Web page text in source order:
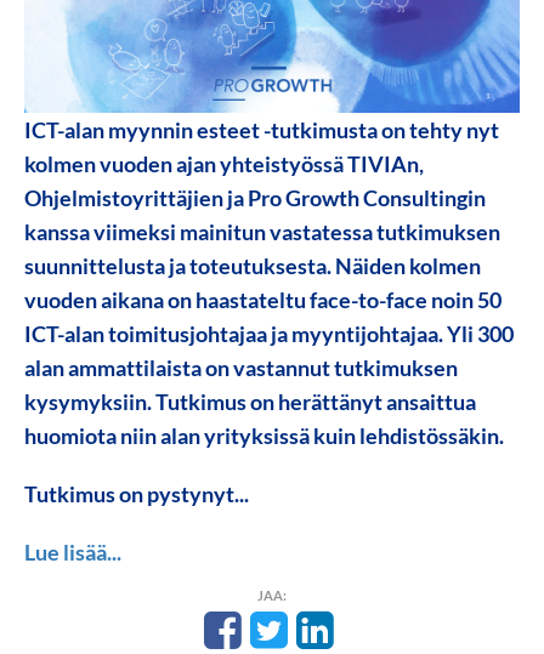
ICT-alan myynnin esteet -tutkimusta on tehty nyt
kolmen vuoden ajan yhteistyössä TIVIAn,
Ohjelmistoyrittäjien ja Pro Growth Consultingin
kanssa viimeksi mainitun vastatessa tutkimuksen
suunnittelusta ja toteutuksesta. Näiden kolmen
vuoden aikana on haastateltu face-to-face noin 50
ICT-alan toimitusjohtajaa ja myyntijohtajaa. Yli 300
alan ammattilaista on vastannut tutkimuksen
kysymyksiin. Tutkimus on herättänyt ansaittua
huomiota niin alan yrityksissä kuin lehdistössäkin.
Tutkimus on pystynyt...
Lue lisää...
JAA: